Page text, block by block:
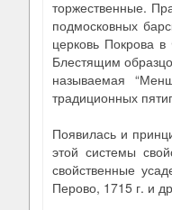
торжественные.
подмосковных
церковь Покрова
Блестящим
называемая
традиционных
Появилась и
этой системы
свойственные
Перово, 1715 г. и